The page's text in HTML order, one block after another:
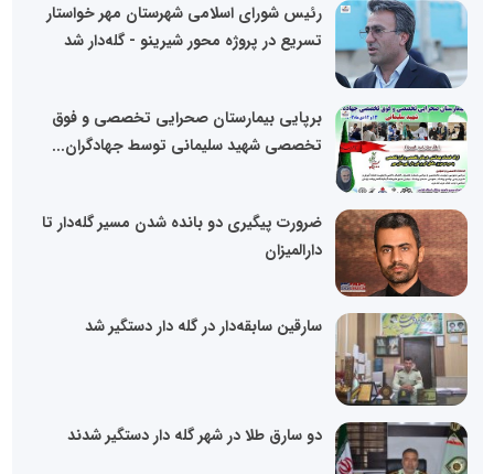
رئیس شورای اسلامی شهرستان مهر خواستار
تسریع در پروژه محور شیرینو - گله‌دار شد
برپایی بیمارستان صحرایی تخصصی و فوق
تخصصی شهید سلیمانی توسط جهادگران...
ضرورت پیگیری دو بانده‌ شدن مسیر گله‌دار تا
دارالمیزان
سارقین سابقه‌دار در گله دار دستگیر شد
دو سارق طلا در شهر گله دار دستگیر شدند